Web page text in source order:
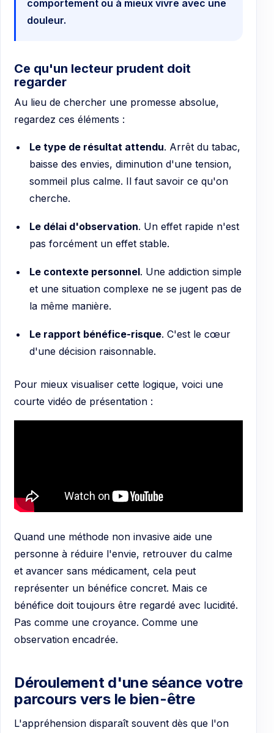
comportement ou à mieux vivre avec une
douleur.
Ce qu'un lecteur prudent doit
regarder
Au lieu de chercher une promesse absolue,
regardez ces éléments :
Le type de résultat attendu. Arrêt du tabac,
baisse des envies, diminution d'une tension,
sommeil plus calme. Il faut savoir ce qu'on
cherche.
Le délai d'observation. Un effet rapide n'est
pas forcément un effet stable.
Le contexte personnel. Une addiction simple
et une situation complexe ne se jugent pas de
la même manière.
Le rapport bénéfice-risque. C'est le cœur
d'une décision raisonnable.
Pour mieux visualiser cette logique, voici une
courte vidéo de présentation :
Quand une méthode non invasive aide une
personne à réduire l'envie, retrouver du calme
et avancer sans médicament, cela peut
représenter un bénéfice concret. Mais ce
bénéfice doit toujours être regardé avec lucidité.
Pas comme une croyance. Comme une
observation encadrée.
Déroulement d'une séance votre
parcours vers le bien-être
L'appréhension disparaît souvent dès que l'on